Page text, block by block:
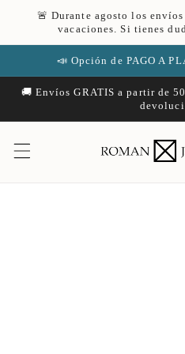
directamente
al contenido
🚨 Durante agosto los
vacaciones. Si tienes
📣 Opción de PAGO A
🚚 Envíos GRATIS a partir de